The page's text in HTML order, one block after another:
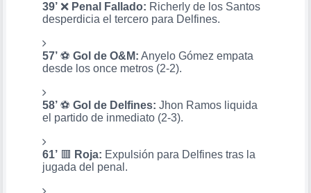
39’❌ Penal Fallado: Richerly de los Santos
desperdicia el tercero para Delfines.
57’⚽ Gol de O&M: Anyelo Gómez empata
desde los once metros (2-2).
58’⚽ Gol de Delfines: Jhon Ramos liquida
el partido de inmediato (2-3).
61’🟥 Roja: Expulsión para Delfines tras la
jugada del penal.